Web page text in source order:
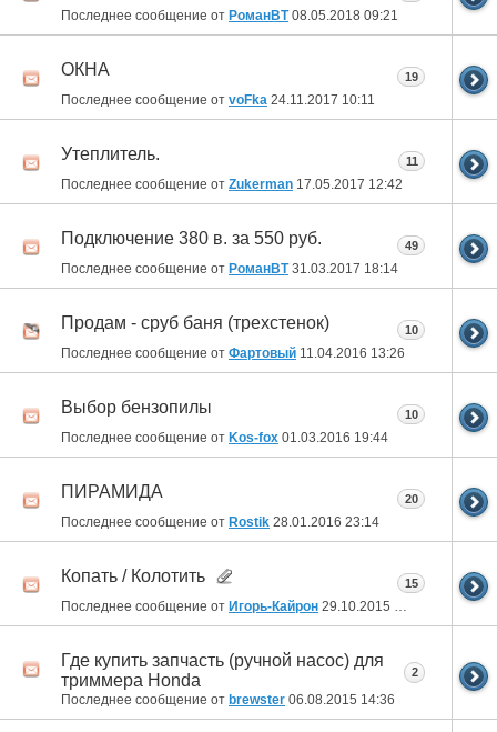
Последнее сообщение от РоманВТ08.05.2018 09:21
ОКНА
Последнее сообщение от voFka 24.11.2017 10:11
19
Утеплитель.
Последнее сообщение от Zukerman 17.05.2017 12:42
11
Подключение 380 в. за 550 руб.
Последнее сообщение от РоманВТ31.03.2017 18:14
49
Продам - сруб баня (трехстенок)
Последнее сообщение от Фартовый 11.04.2016 13:26
10
Выбор бензопилы
Последнее сообщение от Kos-fox 01.03.2016 19:44
10
ПИРАМИДА
Последнее сообщение от Rostik 28.01.2016 23:14
20
Копать / Колотить
Последнее сообщение от Игорь-Кайрон 29.10.2015 00:06
15
Где купить запчасть (ручной насос) для
триммера Honda
Последнее сообщение от brewster 06.08.2015 14:36
2